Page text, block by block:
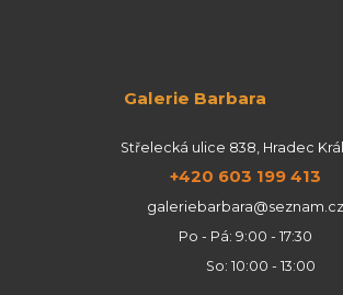
Galerie Barbara
Střelecká ulice 838, Hradec
+420 603 199 413
galeriebarbara@seznam.cz
Po - Pá: 9:00 - 17:30
So: 10:00 - 13:00